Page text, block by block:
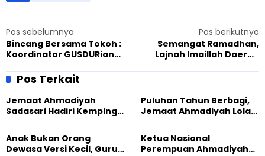
Pos sebelumnya
Bincang Bersama Tokoh :
Koordinator GUSDURian
(Sulampapua)
Pos berikutnya
Semangat Ramadhan,
Lajnah Imaillah Daerah
Bakti Sosial
Pos Terkait
Jemaat Ahmadiyah
Sadasari Hadiri Kemping
Majalengka
Puluhan Tahun Berbagi,
Jemaat Ahmadiyah Lolak
Sembako kepada Warga
Anak Bukan Orang
Dewasa Versi Kecil, Guru
Ketua Nasional
Perempuan Ahmadiyah